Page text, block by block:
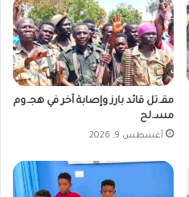
مقـ.تل قائد بارز وإصابة آخر في هجـ.وم
مسـ.لح
أغسطس 9, 2026